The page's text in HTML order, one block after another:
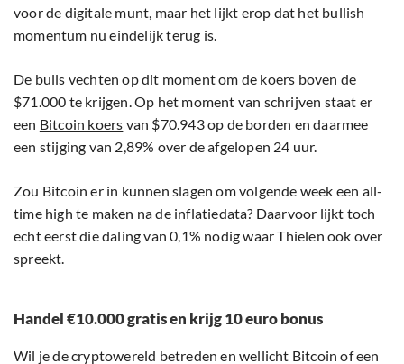
voor de digitale munt, maar het lijkt erop dat het bullish
momentum nu eindelijk terug is.
De bulls vechten op dit moment om de koers boven de
$71.000 te krijgen. Op het moment van schrijven staat er
een Bitcoin koers van $70.943 op de borden en daarmee
een stijging van 2,89% over de afgelopen 24 uur.
Zou Bitcoin er in kunnen slagen om volgende week een all-
time high te maken na de inflatiedata? Daarvoor lijkt toch
echt eerst die daling van 0,1% nodig waar Thielen ook over
spreekt.
Handel €10.000 gratis en krijg 10 euro bonus
Wil je de cryptowereld betreden en wellicht Bitcoin of een